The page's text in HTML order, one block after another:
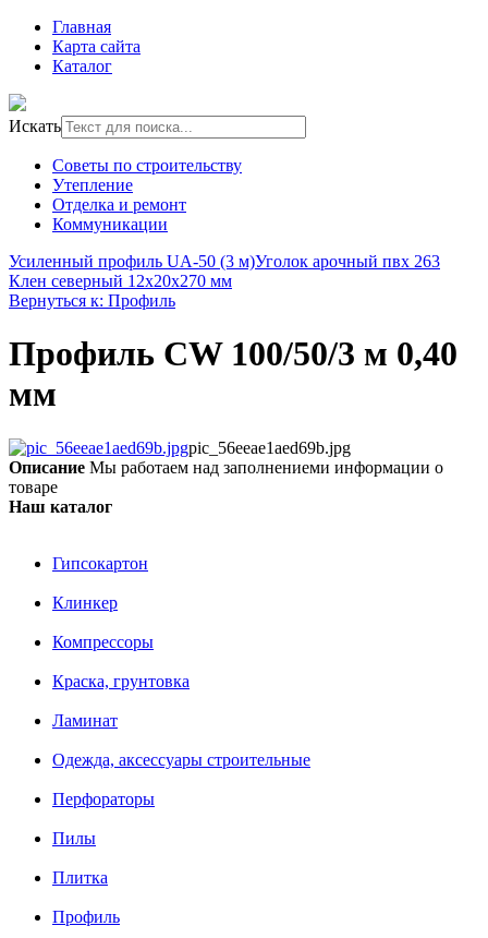
Главная
Карта сайта
Каталог
Искать
Советы по строительству
Утепление
Отделка и ремонт
Коммуникации
Усиленный профиль UA-50 (3 м)Уголок арочный пвх 263
Клен северный 12х20х270 мм
Вернуться к: Профиль
Профиль СW 100/50/3 м 0,40
мм
pic_56eeae1aed69b.jpg
Описание Мы работаем над заполнениеми информации о
товаре
Наш каталог
Гипсокартон
Клинкер
Компрессоры
Краска, грунтовка
Ламинат
Одежда, аксессуары строительные
Перфораторы
Пилы
Плитка
Профиль